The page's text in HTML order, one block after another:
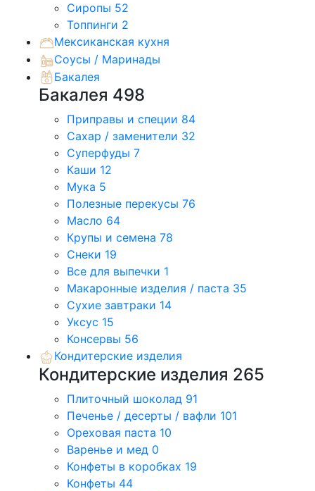
Сиропы 52
Топпинги 2
Мексиканская кухня
Соусы / Маринады
Бакалея
Бакалея 498
Приправы и специи 84
Сахар / заменители 32
Суперфуды 7
Каши 12
Мука 5
Полезные перекусы 76
Масло 64
Крупы и семена 78
Снеки 19
Все для выпечки 1
Макаронные изделия / паста 35
Сухие завтраки 14
Уксус 15
Консервы 56
Кондитерские изделия
Кондитерские изделия 265
Плиточный шоколад 91
Печенье / десерты / вафли 101
Ореховая паста 10
Варенье и мед 0
Конфеты в коробках 19
Конфеты 44